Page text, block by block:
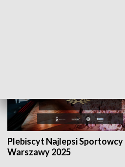
Plebiscyt Najlepsi Sportowcy
Warszawy 2025